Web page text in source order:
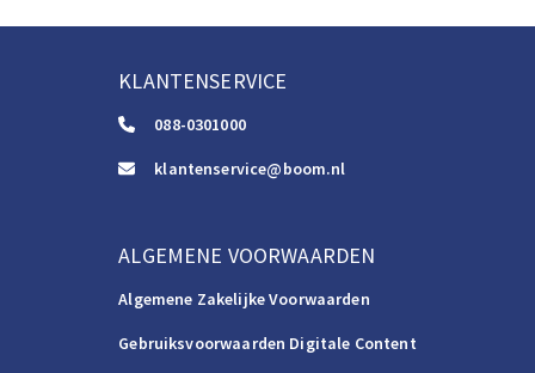
KLANTENSERVICE
088-0301000
klantenservice@boom.nl
ALGEMENE VOORWAARDEN
Algemene Zakelijke Voorwaarden
Gebruiksvoorwaarden Digitale Content